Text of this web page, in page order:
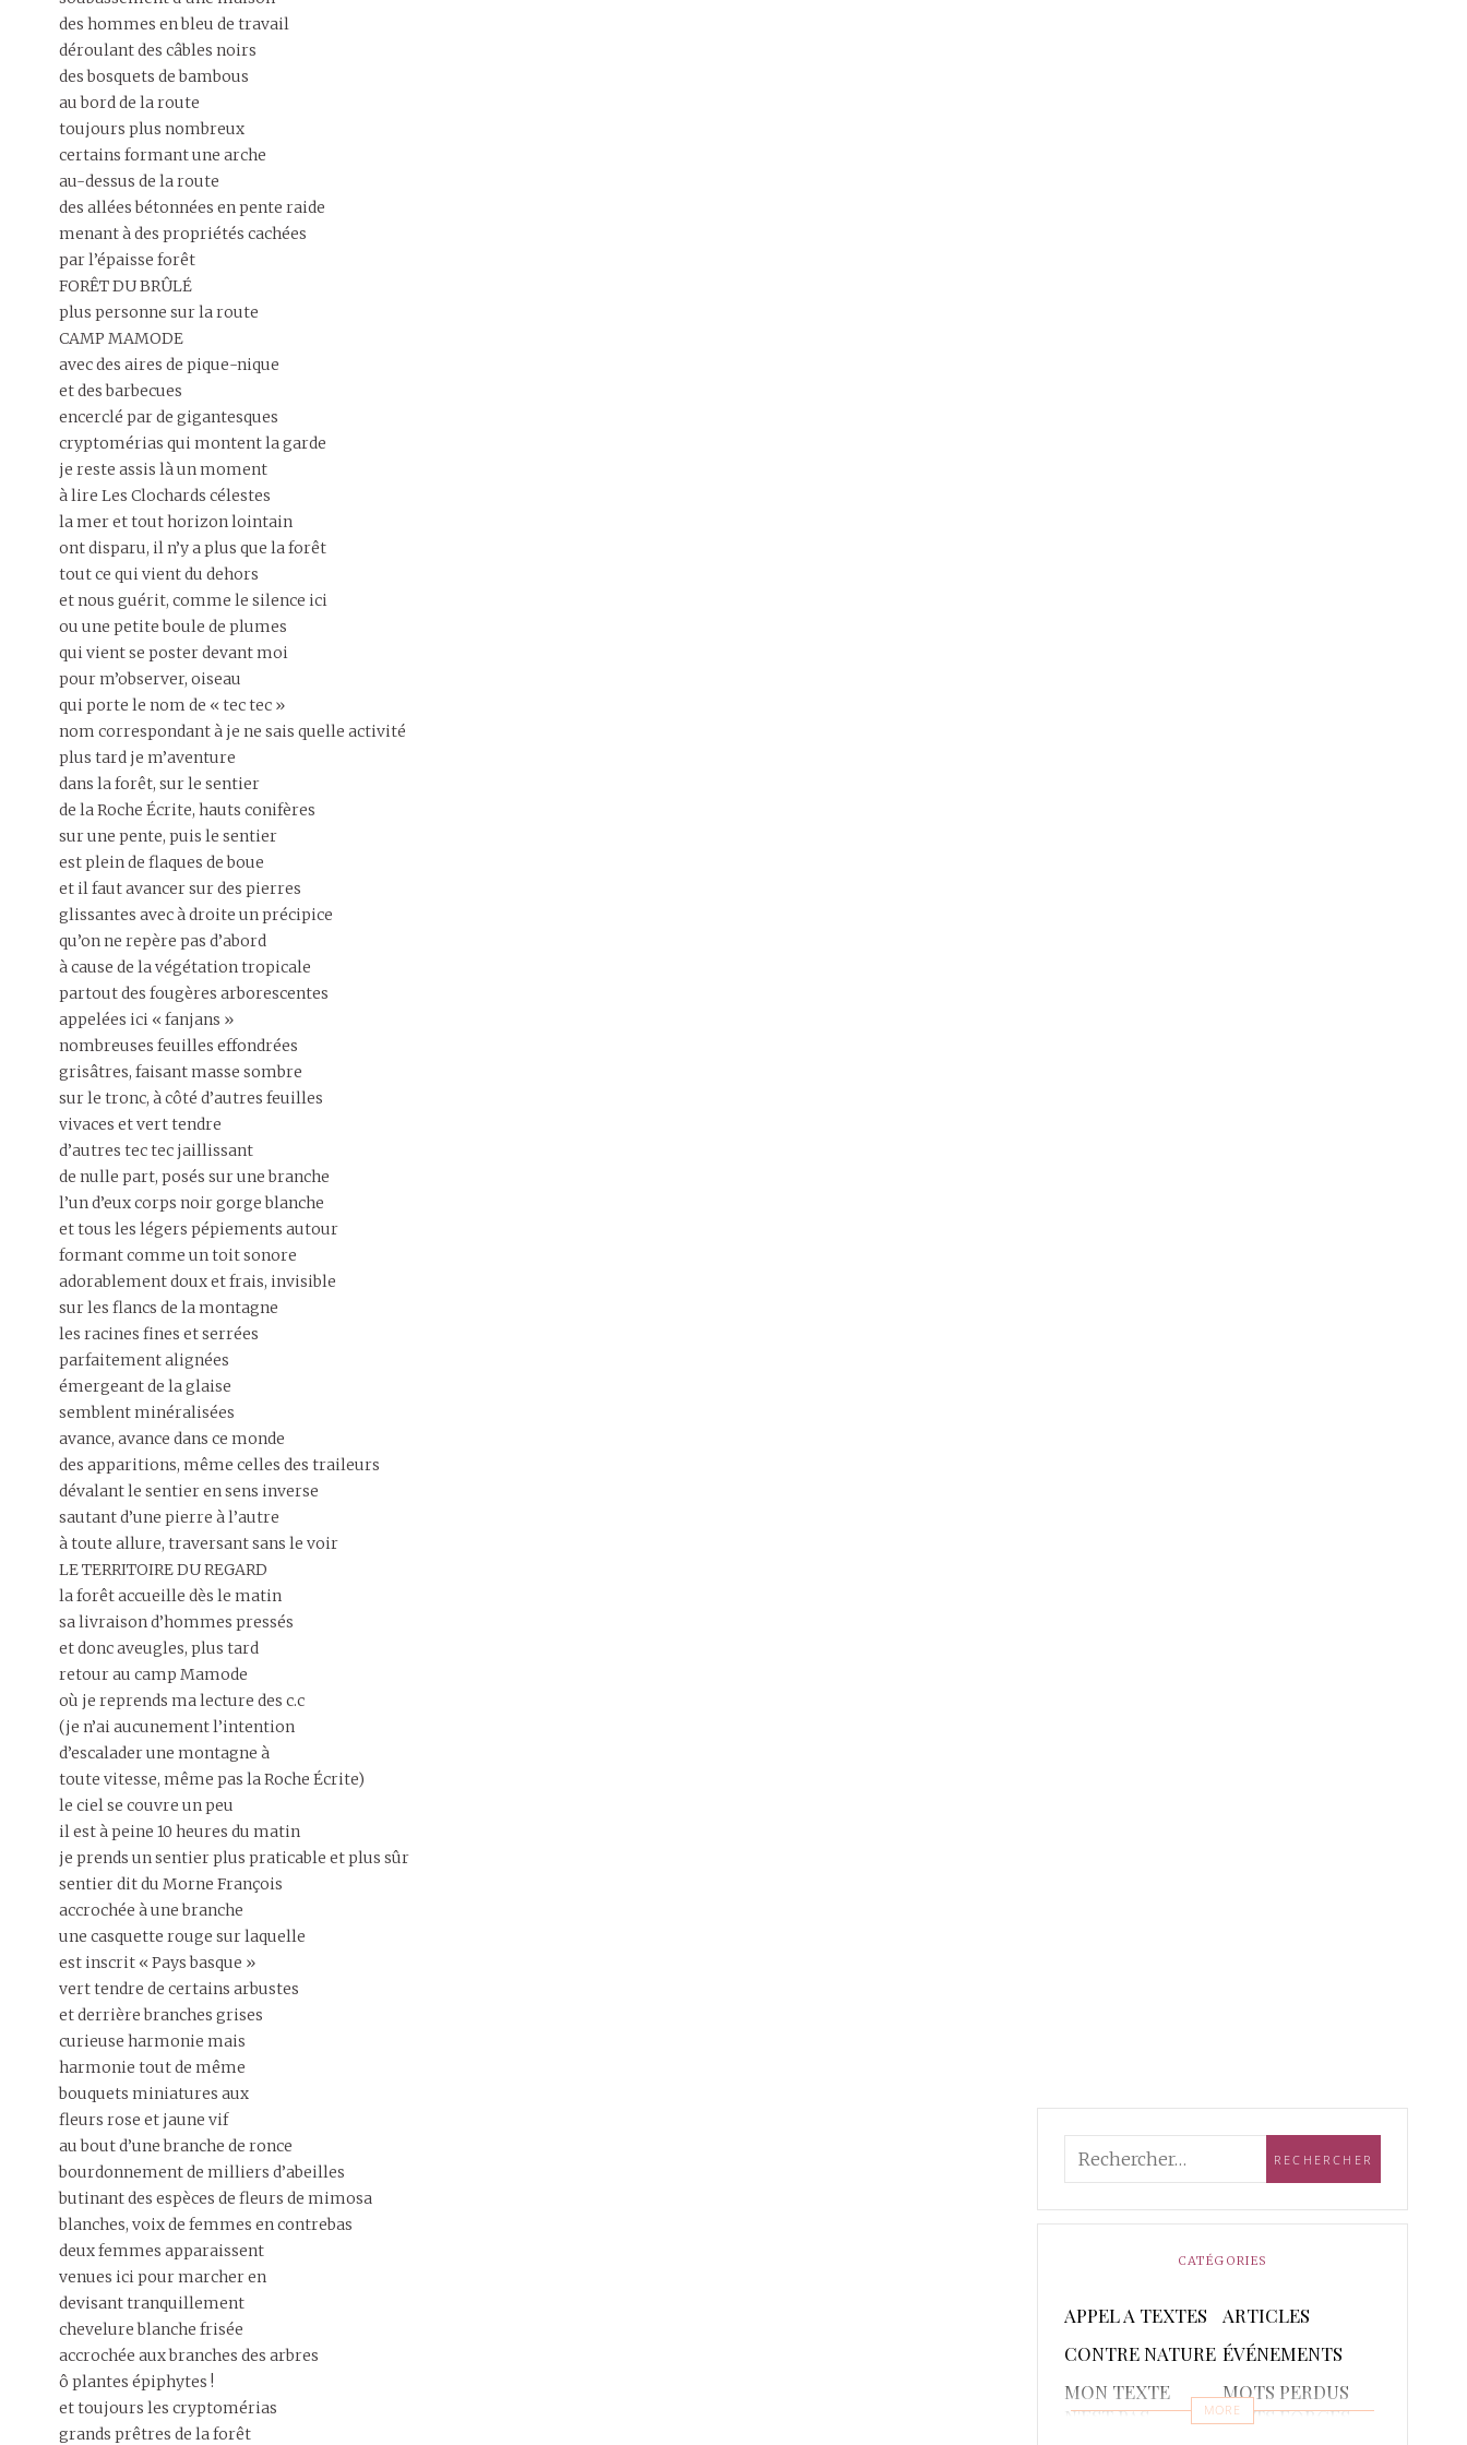
des hommes en bleu de travail
déroulant des câbles noirs
des bosquets de bambous
au bord de la route
toujours plus nombreux
certains formant une arche
au-dessus de la route
des allées bétonnées en pente raide
menant à des propriétés cachées
par l’épaisse forêt
FORÊT DU BRÛLÉ
plus personne sur la route
CAMP MAMODE
avec des aires de pique-nique
et des barbecues
encerclé par de gigantesques
cryptomérias qui montent la garde
je reste assis là un moment
à lire Les Clochards célestes
la mer et tout horizon lointain
ont disparu, il n’y a plus que la forêt
tout ce qui vient du dehors
et nous guérit, comme le silence ici
ou une petite boule de plumes
qui vient se poster devant moi
pour m’observer, oiseau
qui porte le nom de « tec tec »
nom correspondant à je ne sais quelle activité
plus tard je m’aventure
dans la forêt, sur le sentier
de la Roche Écrite, hauts conifères
sur une pente, puis le sentier
est plein de flaques de boue
et il faut avancer sur des pierres
glissantes avec à droite un précipice
qu’on ne repère pas d’abord
à cause de la végétation tropicale
partout des fougères arborescentes
appelées ici « fanjans »
nombreuses feuilles effondrées
grisâtres, faisant masse sombre
sur le tronc, à côté d’autres feuilles
vivaces et vert tendre
d’autres tec tec jaillissant
de nulle part, posés sur une branche
l’un d’eux corps noir gorge blanche
et tous les légers pépiements autour
formant comme un toit sonore
adorablement doux et frais, invisible
sur les flancs de la montagne
les racines fines et serrées
parfaitement alignées
émergeant de la glaise
semblent minéralisées
avance, avance dans ce monde
des apparitions, même celles des traileurs
dévalant le sentier en sens inverse
sautant d’une pierre à l’autre
à toute allure, traversant sans le voir
LE TERRITOIRE DU REGARD
la forêt accueille dès le matin
sa livraison d’hommes pressés
et donc aveugles, plus tard
retour au camp Mamode
où je reprends ma lecture des c.c
(je n’ai aucunement l’intention
d’escalader une montagne à
toute vitesse, même pas la Roche Écrite)
le ciel se couvre un peu
il est à peine 10 heures du matin
je prends un sentier plus praticable et plus sûr
sentier dit du Morne François
accrochée à une branche
une casquette rouge sur laquelle
est inscrit « Pays basque »
vert tendre de certains arbustes
et derrière branches grises
curieuse harmonie mais
harmonie tout de même
bouquets miniatures aux
fleurs rose et jaune vif
au bout d’une branche de ronce
bourdonnement de milliers d’abeilles
butinant des espèces de fleurs de mimosa
blanches, voix de femmes en contrebas
deux femmes apparaissent
venues ici pour marcher en
devisant tranquillement
chevelure blanche frisée
accrochée aux branches des arbres
ô plantes épiphytes !
et toujours les cryptomérias
grands prêtres de la forêt
CATÉGORIES
APPEL A TEXTES
ARTICLES
CONTRE NATURE ÉVÉNEMENTS
MON TEXTE
N'EST PAS
MOTS PERDUS
MOTS FORGES
MORE